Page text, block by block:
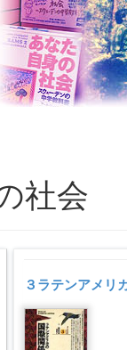
社会
３ラテンアメリ